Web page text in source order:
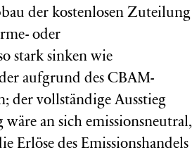
der kostenlosen Zuteilung
oder
stark sinken wie
aufgrund des CBAM-
der vollständige Ausstieg
an sich emissionsneutral,
Erlöse des Emissionshandels